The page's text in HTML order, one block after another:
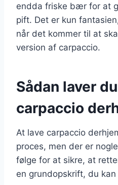
endda friske bær for at
pift. Det er kun
når det kommer til at
version af carpaccio.
Sådan laver
carpaccio
At lave carpaccio
proces, men der er
følge for at sikre, at
en grundopskrift, du kan